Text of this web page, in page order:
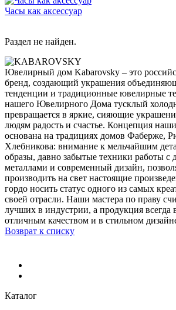
Часы как аксессуар
Раздел не найден.
Ювелирный дом Kabarovsky – это
бренд, создающий украшения
тенденции и традиционные ювелирные
нашего Ювелирного Дома тусклый
превращается в яркие, сияющие
людям радость и счастье. Концепция
основана на традициях домов Фаберже,
Хлебникова: внимание к мельчайшим
образы, давно забытые техники работы с
металлами и современный дизайн,
производить на свет настоящие
гордо носить статус одного из самых
своей отрасли. Наши мастера по праву
лучших в индустрии, а продукция всегда
отличным качеством и в стильном
Возврат к списку
Каталог